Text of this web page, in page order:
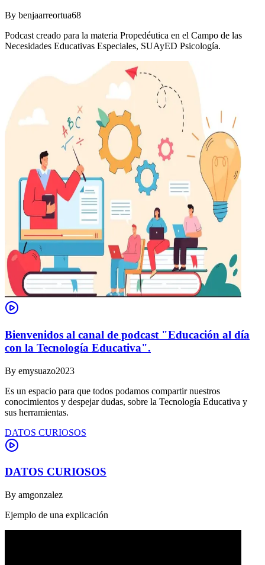
By benjaarreortua68
Podcast creado para la materia Propedéutica en el Campo de las
Necesidades Educativas Especiales, SUAyED Psicología.
Bienvenidos al canal de podcast "Educación al día
con la Tecnología Educativa".
By emysuazo2023
Es un espacio para que todos podamos compartir nuestros
conocimientos y despejar dudas, sobre la Tecnología Educativa y
sus herramientas.
DATOS CURIOSOS
DATOS CURIOSOS
By amgonzalez
Ejemplo de una explicación